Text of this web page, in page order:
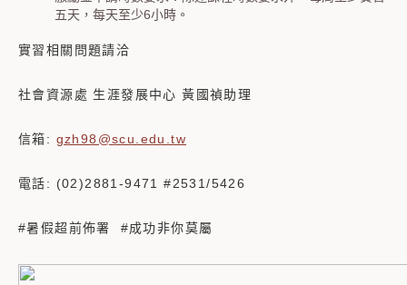
五天，每天至少6小時。
實習相關問題請洽
社會資源處 生涯發展中心 黃國禎助理
信箱: gzh98@scu.edu.tw
電話: (02)2881-9471 #2531/5426
#暑假超前佈署 #成功非你莫屬